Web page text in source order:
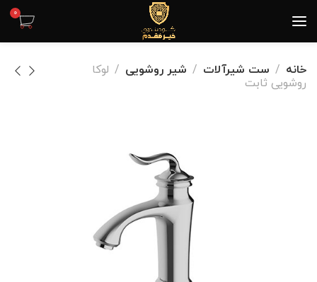
0
خانه ست شیرآلات شیر روشویی
لوکا
روشویی ثابت